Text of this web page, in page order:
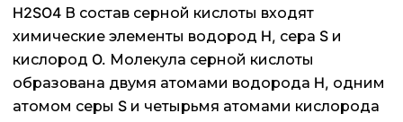
H2SO4 В состав серной кислоты входят
химические элементы водород H, сера S и
кислород O. Молекула серной кислоты
образована двумя атомами водорода H, одним
атомом серы S и четырьмя атомами кислорода